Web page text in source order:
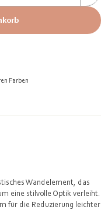
Farben
Wandelement, das
eine stilvolle Optik verleiht.
für die Reduzierung leichter